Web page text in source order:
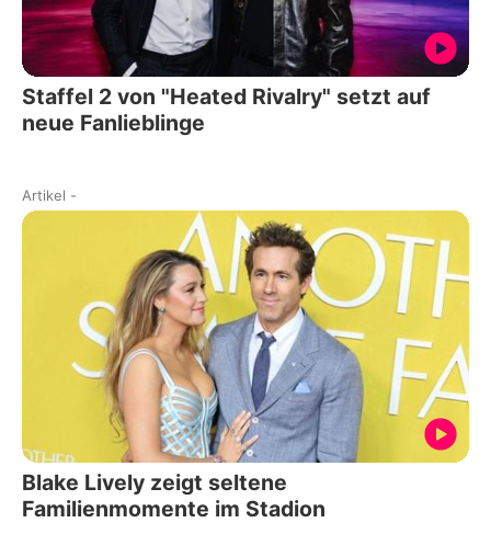
Staffel 2 von "Heated Rivalry" setzt auf
neue Fanlieblinge
Artikel -
Blake Lively zeigt seltene
Familienmomente im Stadion